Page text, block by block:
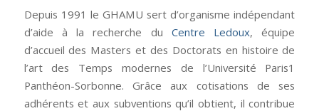
Depuis 1991 le GHAMU sert d’organisme indépendant
d’aide à la recherche du Centre Ledoux, équipe
d’accueil des Masters et des Doctorats en histoire de
l’art des Temps modernes de l’Université Paris1
Panthéon-Sorbonne. Grâce aux cotisations de ses
adhérents et aux subventions qu’il obtient, il contribue